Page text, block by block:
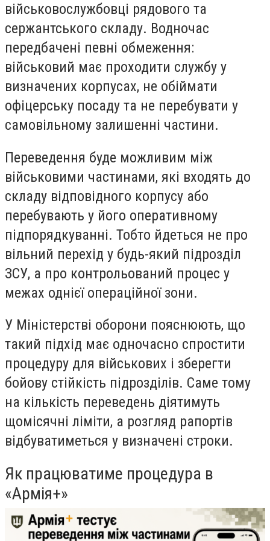
військовослужбовці рядового та
сержантського складу. Водночас
передбачені певні обмеження:
військовий має проходити службу у
визначених корпусах, не обіймати
офіцерську посаду та не перебувати у
самовільному залишенні частини.
Переведення буде можливим між
військовими частинами, які входять до
складу відповідного корпусу або
перебувають у його оперативному
підпорядкуванні. Тобто йдеться не про
вільний перехід у будь-який підрозділ
ЗСУ, а про контрольований процес у
межах однієї операційної зони.
У Міністерстві оборони пояснюють, що
такий підхід має одночасно спростити
процедуру для військових і зберегти
бойову стійкість підрозділів. Саме тому
на кількість переведень діятимуть
щомісячні ліміти, а розгляд рапортів
відбуватиметься у визначені строки.
Як працюватиме процедура в
«Армія+»